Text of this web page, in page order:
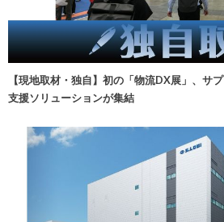
【現地取材・独自】初の「物流DX展」、サ
支援ソリューションが集結